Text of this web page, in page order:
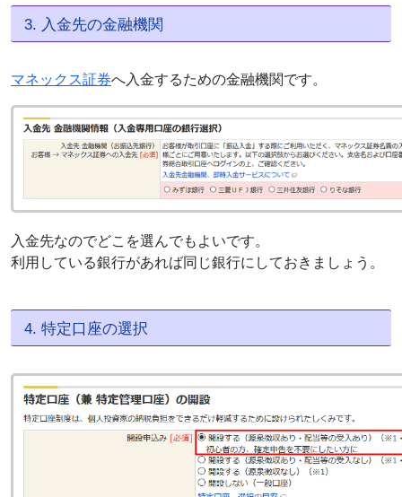
3. 入金先の金融機関
マネックス証券へ入金するための金融機関です。
入金先なのでどこを選んでもよいです。
利用している銀行があれば同じ銀行にしておきましょう。
4. 特定口座の選択